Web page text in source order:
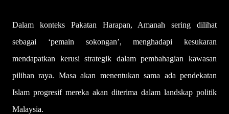
Dalam konteks Pakatan Harapan, Amanah sering dilihat
sebagai ‘pemain sokongan’, menghadapi kesukaran
mendapatkan kerusi strategik dalam pembahagian kawasan
pilihan raya. Masa akan menentukan sama ada pendekatan
Islam progresif mereka akan diterima dalam landskap politik
Malaysia.